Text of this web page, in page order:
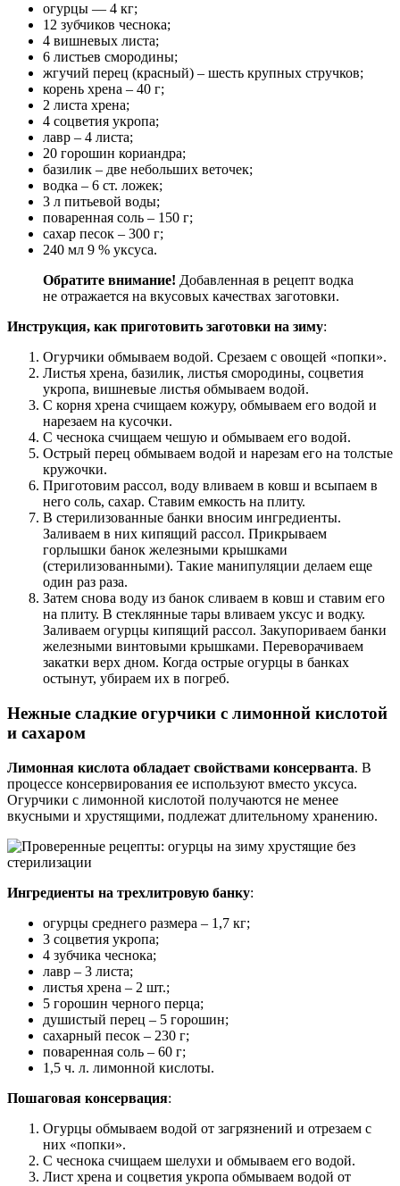
огурцы — 4 кг;
12 зубчиков чеснока;
4 вишневых листа;
6 листьев смородины;
жгучий перец (красный) – шесть крупных стручков;
корень хрена – 40 г;
2 листа хрена;
4 соцветия укропа;
лавр – 4 листа;
20 горошин кориандра;
базилик – две небольших веточек;
водка – 6 ст. ложек;
3 л питьевой воды;
поваренная соль – 150 г;
сахар песок – 300 г;
240 мл 9 % уксуса.
Обратите внимание! Добавленная в рецепт водка
не отражается на вкусовых качествах заготовки.
Инструкция, как приготовить заготовки на зиму:
Огурчики обмываем водой. Срезаем с овощей «попки».
Листья хрена, базилик, листья смородины, соцветия
укропа, вишневые листья обмываем водой.
С корня хрена счищаем кожуру, обмываем его водой и
нарезаем на кусочки.
С чеснока счищаем чешую и обмываем его водой.
Острый перец обмываем водой и нарезам его на толстые
кружочки.
Приготовим рассол, воду вливаем в ковш и всыпаем в
него соль, сахар. Ставим емкость на плиту.
В стерилизованные банки вносим ингредиенты.
Заливаем в них кипящий рассол. Прикрываем
горлышки банок железными крышками
(стерилизованными). Такие манипуляции делаем еще
один раз раза.
Затем снова воду из банок сливаем в ковш и ставим его
на плиту. В стеклянные тары вливаем уксус и водку.
Заливаем огурцы кипящий рассол. Закупориваем банки
железными винтовыми крышками. Переворачиваем
закатки верх дном. Когда острые огурцы в банках
остынут, убираем их в погреб.
Нежные сладкие огурчики с лимонной кислотой
и сахаром
Лимонная кислота обладает свойствами консерванта. В
процессе консервирования ее используют вместо уксуса.
Огурчики с лимонной кислотой получаются не менее
вкусными и хрустящими, подлежат длительному хранению.
Ингредиенты на трехлитровую банку:
огурцы среднего размера – 1,7 кг;
3 соцветия укропа;
4 зубчика чеснока;
лавр – 3 листа;
листья хрена – 2 шт.;
5 горошин черного перца;
душистый перец – 5 горошин;
сахарный песок – 230 г;
поваренная соль – 60 г;
1,5 ч. л. лимонной кислоты.
Пошаговая консервация:
Огурцы обмываем водой от загрязнений и отрезаем с
них «попки».
С чеснока счищаем шелухи и обмываем его водой.
Лист хрена и соцветия укропа обмываем водой от